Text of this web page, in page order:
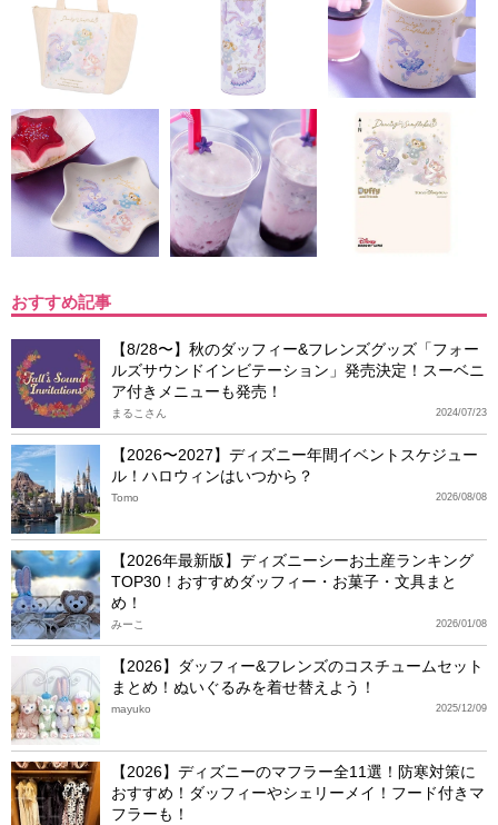
おすすめ記事
【8/28〜】秋のダッフィー&フレンズグッズ「フォー
ルズサウンドインビテーション」発売決定！スーベニ
ア付きメニューも発売！
2024/07/23
まるこさん
【2026〜2027】ディズニー年間イベントスケジュー
ル！ハロウィンはいつから？
2026/08/08
Tomo
【2026年最新版】ディズニーシーお土産ランキング
TOP30！おすすめダッフィー・お菓子・文具まと
め！
2026/01/08
みーこ
【2026】ダッフィー&フレンズのコスチュームセット
まとめ！ぬいぐるみを着せ替えよう！
2025/12/09
mayuko
【2026】ディズニーのマフラー全11選！防寒対策に
おすすめ！ダッフィーやシェリーメイ！フード付きマ
フラーも！